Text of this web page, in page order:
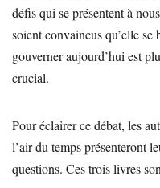
défis qui se présentent à
soient convaincus qu’elle
gouverner aujourd’hui est
crucial.
Pour éclairer ce débat, les
l’air du temps présenteront
questions. Ces trois livres